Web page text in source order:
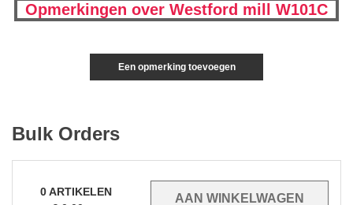
Opmerkingen over Westford mill W101C
Een opmerking toevoegen
Bulk Orders
0ARTIKELEN